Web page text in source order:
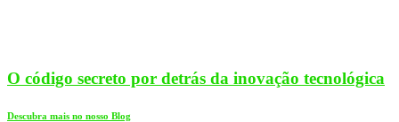
O código secreto por detrás da inovação tecnológica
Descubra mais no nosso Blog